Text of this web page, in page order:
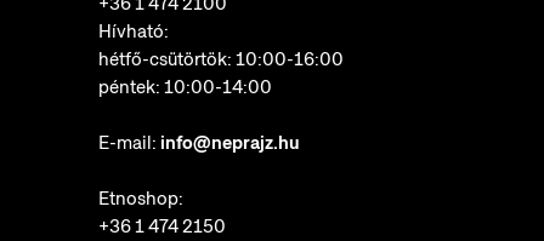
Hívható:
hétfő-csütörtök: 10:00-16:00
péntek: 10:00-14:00
E-mail: info@neprajz.hu
Etnoshop:
+36 1 474 2150